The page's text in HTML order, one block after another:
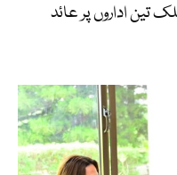
تین اداروں پر عائد